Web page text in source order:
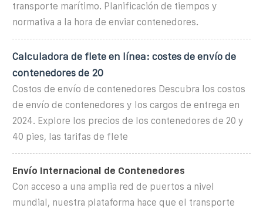
transporte marítimo. Planificación de tiempos y
normativa a la hora de enviar contenedores.
Calculadora de flete en línea: costes de envío de
contenedores de 20
Costos de envío de contenedores Descubra los costos
de envío de contenedores y los cargos de entrega en
2024. Explore los precios de los contenedores de 20 y
40 pies, las tarifas de flete
Envío Internacional de Contenedores
Con acceso a una amplia red de puertos a nivel
mundial, nuestra plataforma hace que el transporte